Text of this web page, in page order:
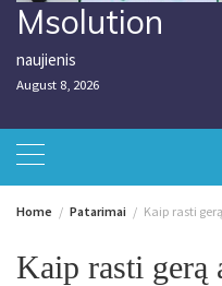
Msolution
naujienis
August 8, 2026
Home Patarimai Kaip rasti
Kaip rasti gerą